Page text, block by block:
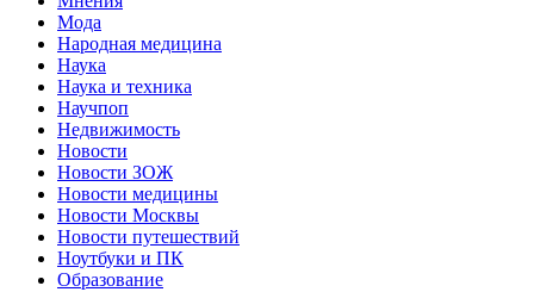
Мода
Народная медицина
Наука
Наука и техника
Научпоп
Недвижимость
Новости
Новости ЗОЖ
Новости медицины
Новости Москвы
Новости путешествий
Ноутбуки и ПК
Образование